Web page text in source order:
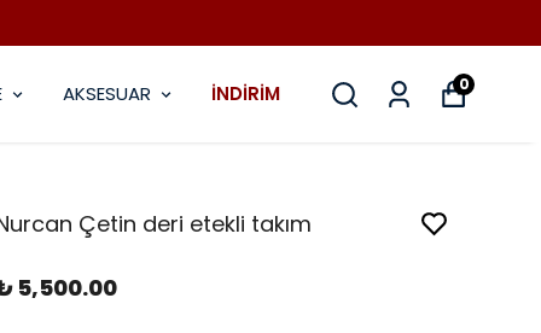
AKSESUAR İNDİRİM 0
Çetin deri etekli takım
5,500.00